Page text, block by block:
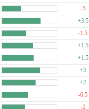
-5
+3.5
-1.5
+1.5
+1.5
+3
+2
-0.5
-2